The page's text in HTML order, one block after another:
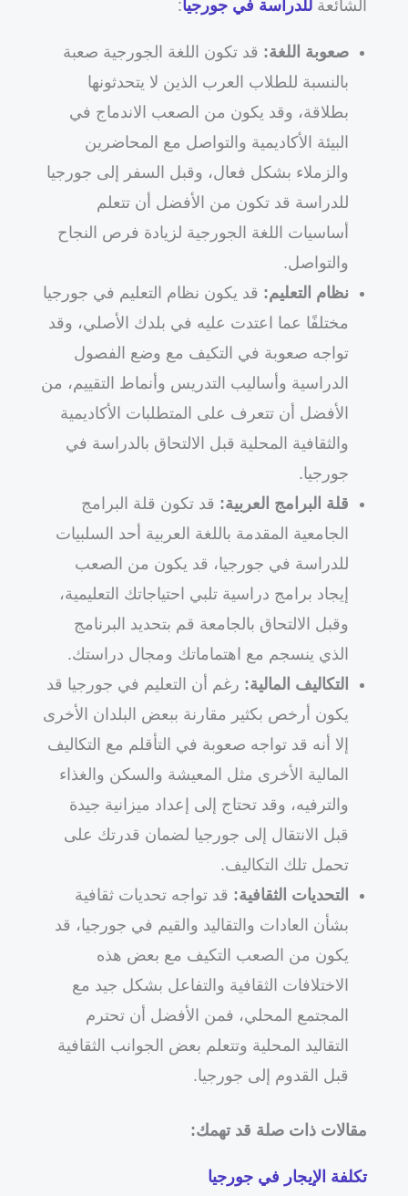
الشائعة للدراسة في جورجيا:
صعوبة اللغة: قد تكون اللغة الجورجية صعبة
بالنسبة للطلاب العرب الذين لا يتحدثونها
بطلاقة، وقد يكون من الصعب الاندماج في
البيئة الأكاديمية والتواصل مع المحاضرين
والزملاء بشكل فعال، وقبل السفر إلى جورجيا
للدراسة قد تكون من الأفضل أن تتعلم
أساسيات اللغة الجورجية لزيادة فرص النجاح
والتواصل.
نظام التعليم: قد يكون نظام التعليم في جورجيا
مختلفًا عما اعتدت عليه في بلدك الأصلي، وقد
تواجه صعوبة في التكيف مع وضع الفصول
الدراسية وأساليب التدريس وأنماط التقييم، من
الأفضل أن تتعرف على المتطلبات الأكاديمية
والثقافية المحلية قبل الالتحاق بالدراسة في
جورجيا.
قلة البرامج العربية: قد تكون قلة البرامج
الجامعية المقدمة باللغة العربية أحد السلبيات
للدراسة في جورجيا، قد يكون من الصعب
إيجاد برامج دراسية تلبي احتياجاتك التعليمية،
وقبل الالتحاق بالجامعة قم بتحديد البرنامج
الذي ينسجم مع اهتماماتك ومجال دراستك.
التكاليف المالية: رغم أن التعليم في جورجيا قد
يكون أرخص بكثير مقارنة ببعض البلدان الأخرى
إلا أنه قد تواجه صعوبة في التأقلم مع التكاليف
المالية الأخرى مثل المعيشة والسكن والغذاء
والترفيه، وقد تحتاج إلى إعداد ميزانية جيدة
قبل الانتقال إلى جورجيا لضمان قدرتك على
تحمل تلك التكاليف.
التحديات الثقافية: قد تواجه تحديات ثقافية
بشأن العادات والتقاليد والقيم في جورجيا، قد
يكون من الصعب التكيف مع بعض هذه
الاختلافات الثقافية والتفاعل بشكل جيد مع
المجتمع المحلي، فمن الأفضل أن تحترم
التقاليد المحلية وتتعلم بعض الجوانب الثقافية
قبل القدوم إلى جورجيا.
مقالات ذات صلة قد تهمك:
تكلفة الإيجار في جورجيا